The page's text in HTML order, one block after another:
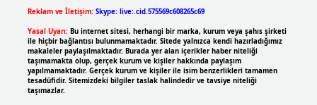
Reklam ve İletişim: Skype: live:.cid.575569c608265c69
Yasal Uyarı: Bu internet sitesi, herhangi bir marka, kurum veya şahıs şirketi
ile hiçbir bağlantısı bulunmamaktadır. Sitede yalnızca kendi hazırladığımız
makaleler paylaşılmaktadır. Burada yer alan içerikler haber niteliği
taşımamakta olup, gerçek kurum ve kişiler hakkında paylaşım
yapılmamaktadır. Gerçek kurum ve kişiler ile isim benzerlikleri tamamen
tesadüfidir. Sitemizdeki bilgiler taslak halindedir ve tavsiye niteliği
taşımazlar.